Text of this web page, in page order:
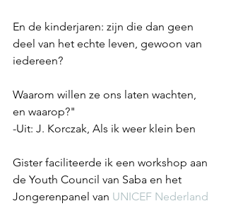
En de kinderjaren: zijn die dan geen
deel van het echte leven, gewoon van
iedereen?
Waarom willen ze ons laten wachten,
en waarop?"
-Uit: J. Korczak, Als ik weer klein ben
Gister faciliteerde ik een workshop aan
de Youth Council van Saba en het
Jongerenpanel van UNICEF Nederland